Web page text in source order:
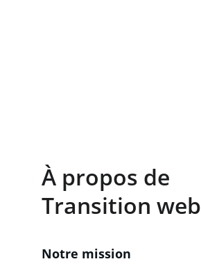
À propos de
Transition web
Notre mission